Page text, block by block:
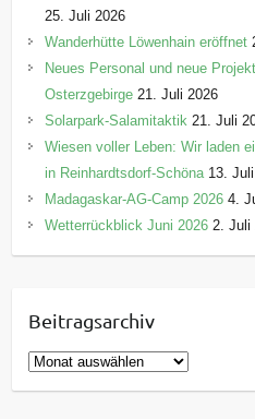
25. Juli 2026
Wanderhütte Löwenhain eröffnet
Neues Personal und neue
Osterzgebirge 21. Juli 2026
Solarpark-Salamitaktik 21. Juli
Wiesen voller Leben: Wir laden
in Reinhardtsdorf-Schöna 13.
Madagaskar-AG-Camp 2026 4.
Wetterrückblick Juni 2026 2. Juli
Beitragsarchiv
B
e